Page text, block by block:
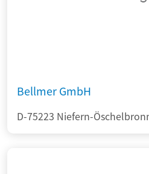
Bellmer GmbH
D-75223 Niefern-